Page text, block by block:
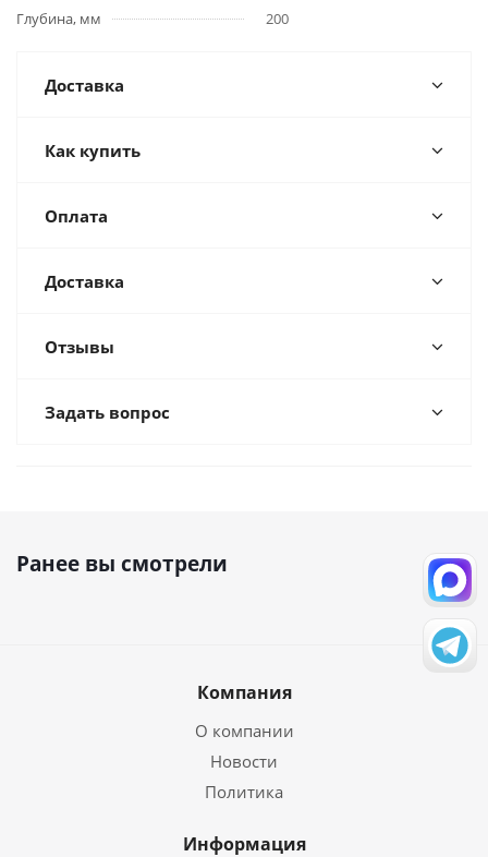
Глубина, мм
200
Доставка
Как купить
Оплата
Доставка
Отзывы
Задать вопрос
Ранее вы смотрели
Компания
О компании
Новости
Политика
Информация